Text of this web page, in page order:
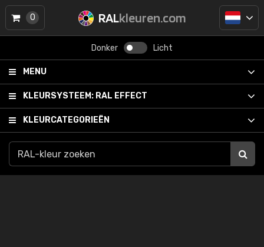
RALkleuren.com
Donker Licht
MENU
KLEURSYSTEEM: RAL EFFECT
KLEURCATEGORIEËN
0